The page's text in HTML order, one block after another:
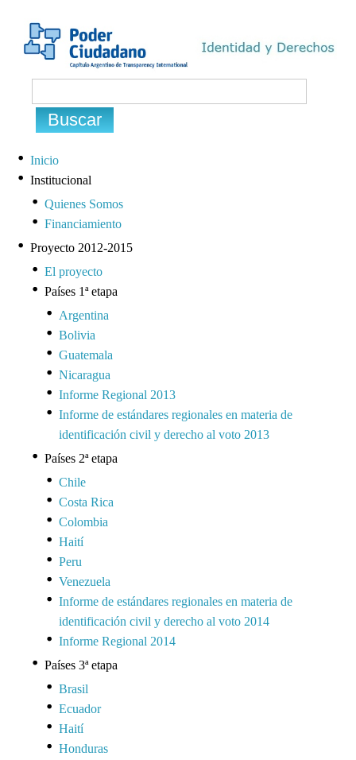
Inicio
Institucional
Quienes Somos
Financiamiento
Proyecto 2012-2015
El proyecto
Países 1ª etapa
Argentina
Bolivia
Guatemala
Nicaragua
Informe Regional 2013
Informe de estándares regionales en materia de
identificación civil y derecho al voto 2013
Países 2ª etapa
Chile
Costa Rica
Colombia
Haití
Peru
Venezuela
Informe de estándares regionales en materia de
identificación civil y derecho al voto 2014
Informe Regional 2014
Países 3ª etapa
Brasil
Ecuador
Haití
Honduras